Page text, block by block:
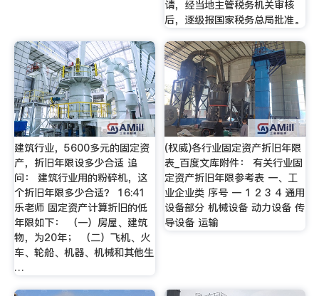
请，经当地主管税务机关审核
后，逐级报国家税务总局批准。
建筑行业，5600多元的固定资
产，折旧年限设多少合适 追
问： 建筑行业用的粉碎机，这
个折旧年限多少合适？ 16:41
乐老师 固定资产计算折旧的低
年限如下： （一）房屋、建筑
物，为20年； （二）飞机、火
车、轮船、机器、机械和其他生
…
(权威)各行业固定资产折旧年限
表_百度文库附件： 有关行业固
定资产折旧年限参考表 一、工
业企业类 序号 一 1 2 3 4 通用
设备部分 机械设备 动力设备 传
导设备 运输